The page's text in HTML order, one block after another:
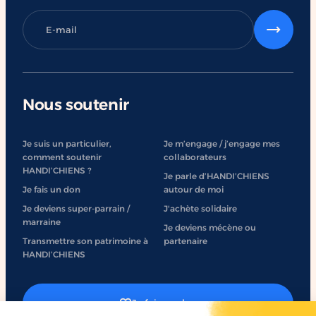
Nous soutenir
Je suis un particulier,
comment soutenir
HANDI’CHIENS ?
Je fais un don
Je deviens super-parrain /
marraine
Transmettre son patrimoine à
HANDI’CHIENS
Je m’engage / j’engage mes
collaborateurs
Je parle d’HANDI’CHIENS
autour de moi
J'achète solidaire
Je deviens mécène ou
partenaire
Je fais un don